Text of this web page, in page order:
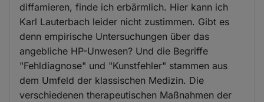
diffamieren, finde ich erbärmlich. Hier kann ich
Karl Lauterbach leider nicht zustimmen. Gibt es
denn empirische Untersuchungen über das
angebliche HP-Unwesen? Und die Begriffe
"Fehldiagnose" und "Kunstfehler" stammen aus
dem Umfeld der klassischen Medizin. Die
verschiedenen therapeutischen Maßnahmen der